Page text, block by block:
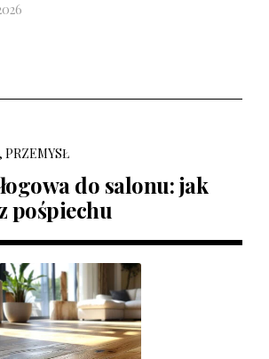
do salonu: jak
pośpiechu